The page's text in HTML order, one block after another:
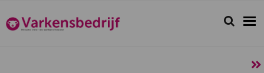
de
hoofdnavigatie
de
hoofd
de
eerste
de
voettekst
Varkensbedrijf.nl Zoeken...
Zoek